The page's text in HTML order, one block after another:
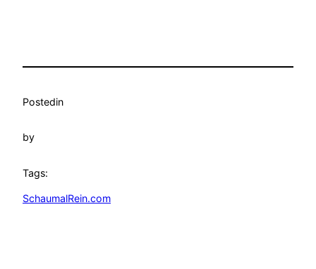
Postedin
by
Tags:
SchaumalRein.com